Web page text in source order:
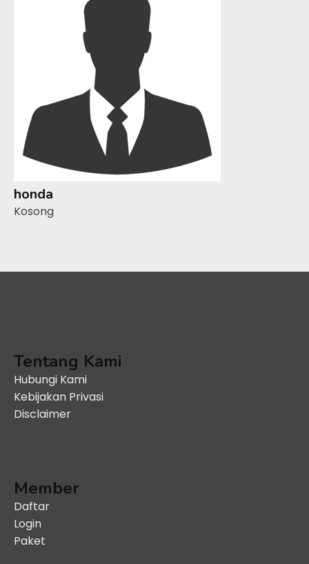
honda
Kosong
Tentang Kami
Hubungi Kami
Kebijakan Privasi
Disclaimer
Member
Daftar
Login
Paket